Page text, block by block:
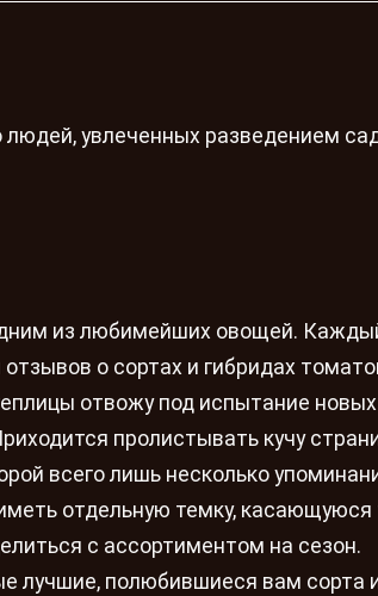
увлеченных разведением
из любимейших овощей.
о сортах и гибридах
отвожу под испытание
пролистывать кучу
всего лишь несколько
отдельную темку, касающуюся
с ассортиментом на сезон.
лучшие, полюбившиеся вам сорта